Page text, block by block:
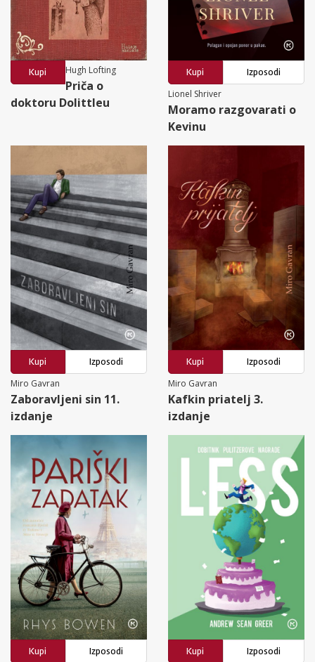
Kupi Hugh Lofting
Priča o
doktoru Dolittleu
Kupi
Izposodi
Lionel Shriver
Moramo razgovarati o
Kevinu
Kupi
Izposodi
Miro Gavran
Zaboravljeni sin 11.
izdanje
Kupi
Izposodi
Miro Gavran
Kafkin priatelj 3.
izdanje
Kupi
Izposodi
Kupi
Izposodi